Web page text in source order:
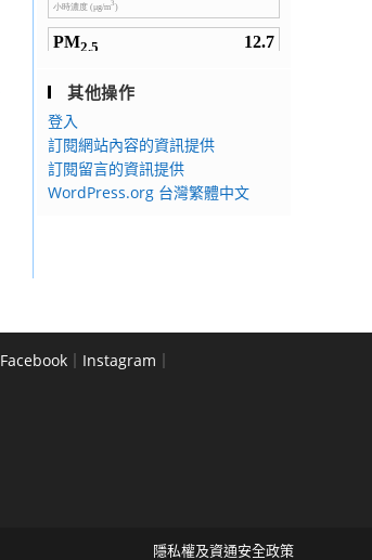
其他操作
登入
訂閱網站內容的資訊提供
訂閱留言的資訊提供
WordPress.org 台灣繁體中文
Facebook ｜ Instagram ｜
隱私權及資通安全政策